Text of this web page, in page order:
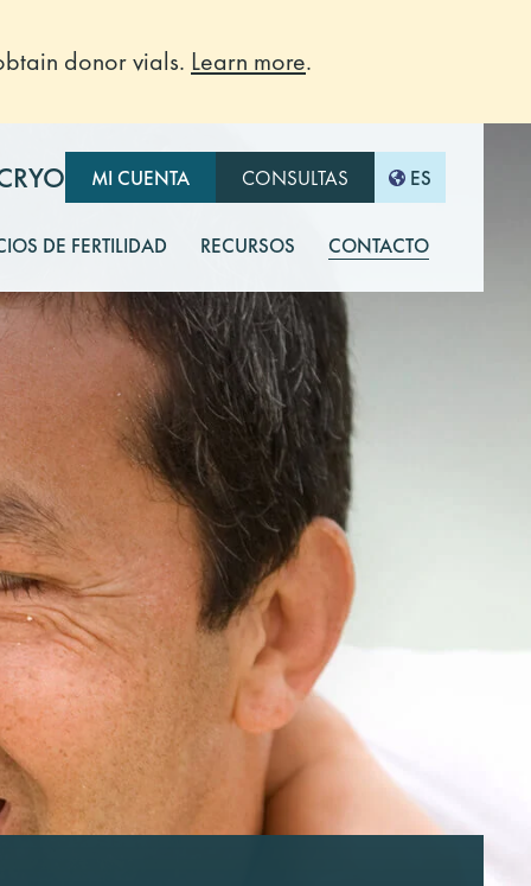
donor vials. Learn more.
MI CUENTA CONSULTAS ES
DE FERTILIDAD RECURSOS CONTACTO